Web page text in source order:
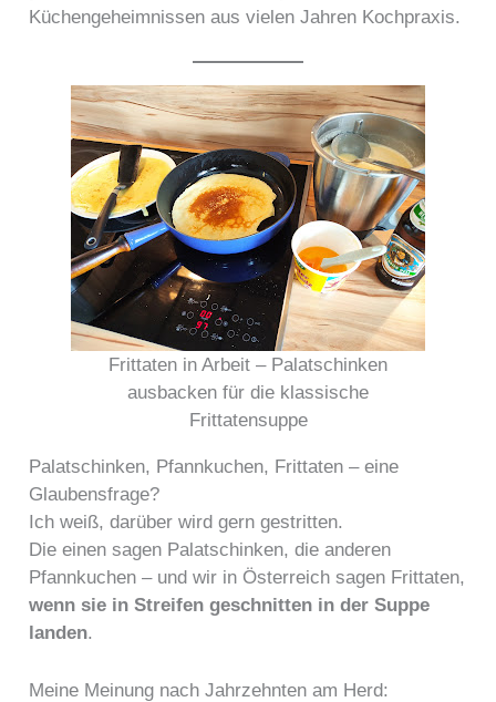
Küchengeheimnissen aus vielen Jahren Kochpraxis.
Frittaten in Arbeit – Palatschinken
ausbacken für die klassische
Frittatensuppe
Palatschinken, Pfannkuchen, Frittaten – eine
Glaubensfrage?
Ich weiß, darüber wird gern gestritten.
Die einen sagen Palatschinken, die anderen
Pfannkuchen – und wir in Österreich sagen Frittaten,
wenn sie in Streifen geschnitten in der Suppe
landen.
Meine Meinung nach Jahrzehnten am Herd: